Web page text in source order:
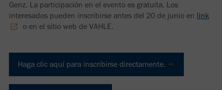
Genz. La participación en el evento es gratuita. Los
interesados pueden inscribirse antes del 20 de junio en link
o en el sitio web de VAHLE.
Haga clic aquí para inscribirse directamente.